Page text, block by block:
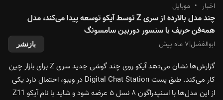
اخبار • موبایل
چند مدل بالارده از سری Z توسط آیکو توسعه پیدا می‌کند، مدل
همه‌فن حریف با سنسور دوربین سامسونگ
ابوالفضل|۷ ماه پیش بازنشر
گزارش‌ها نشان می‌دهد آیکو روی چند گوشی جدید سری Z برای بازار چین
کار می‌کند. طبق پست Digital Chat Station در ویبو، احتمال دارد یکی
از این مدل‌ها با اسنپدراگون ۸ نسل ۵ عرضه شود و شاید با نام آیکو Z11